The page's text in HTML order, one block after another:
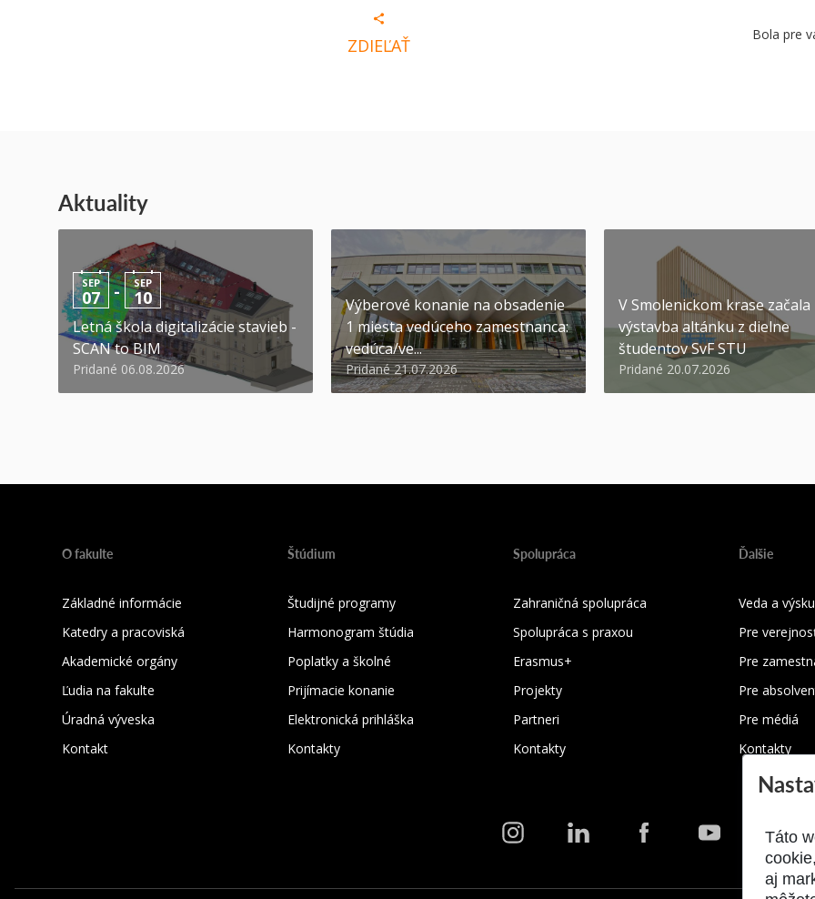
ZDIEĽAŤ
Bola pre
Aktuality
SEP
07 - SEP
10
Letná škola digitalizácie stavieb -
SCAN to BIM
Pridané 06.08.2026
Výberové konanie na obsadenie
1 miesta vedúceho zamestnanca:
vedúca/ve...
Pridané 21.07.2026
V Smolenickom krase začala
výstavba altánku z dielne
študentov SvF STU
Pridané 20.07.2026
O fakulte
Základné informácie
Katedry a pracoviská
Akademické orgány
Ľudia na fakulte
Úradná výveska
Kontakt
Štúdium
Študijné programy
Harmonogram štúdia
Poplatky a školné
Prijímacie konanie
Elektronická prihláška
Kontakty
Spolupráca
Zahraničná spolupráca
Spolupráca s praxou
Erasmus+
Projekty
Partneri
Kontakty
Ďalšie
Veda a
Pre
Pre
Pre
Pre médiá
Kontakty
Táto
aj